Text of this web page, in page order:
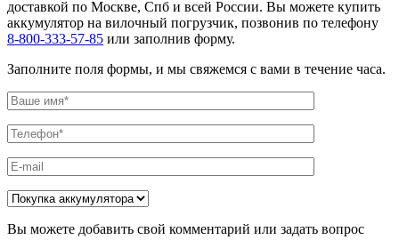
доставкой по Москве, Спб и всей России. Вы можете купить
аккумулятор на вилочный погрузчик, позвонив по телефону
8-800-333-57-85 или заполнив форму.
Заполните поля формы, и мы свяжемся с вами в течение часа.
Вы можете добавить свой комментарий или задать вопрос